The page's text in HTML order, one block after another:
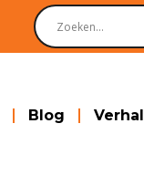
Blog